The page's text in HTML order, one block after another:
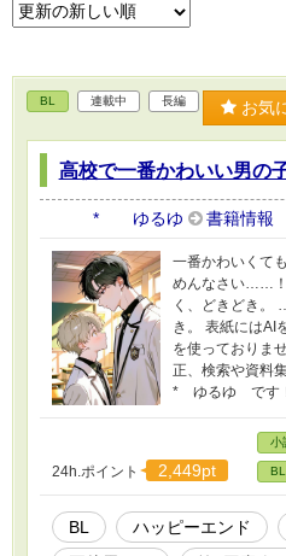
BL 連載中 長編 お気
高校で一番かわいい男の
* ゆるゆ 書籍情報
一番かわいくて
めんなさい……
く、どきどき。
き。 表紙にはAI
を使っておりま
正、検索や資料
* ゆるゆ です
24h.ポイント 2,449pt
小
BL
BL ハッピーエンド